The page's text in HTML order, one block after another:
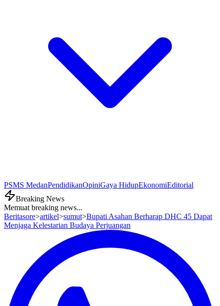
PSMS MedanPendidikanOpiniGaya HidupEkonomiEditorial
Breaking News
Memuat breaking news...
Beritasore>artikel>sumut>Bupati Asahan Berharap DHC 45 Dapat
Menjaga Kelestarian Budaya Perjuangan